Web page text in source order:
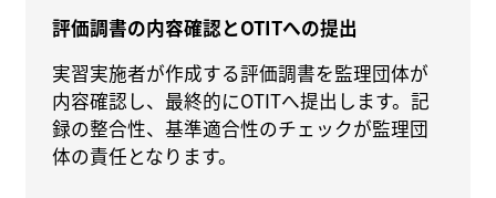
評価調書の内容確認とOTITへの提出
実習実施者が作成する評価調書を監理団体が
内容確認し、最終的にOTITへ提出します。記
録の整合性、基準適合性のチェックが監理団
体の責任となります。